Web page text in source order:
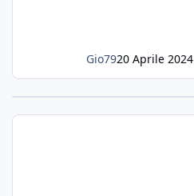
Gio7920 Aprile 2024